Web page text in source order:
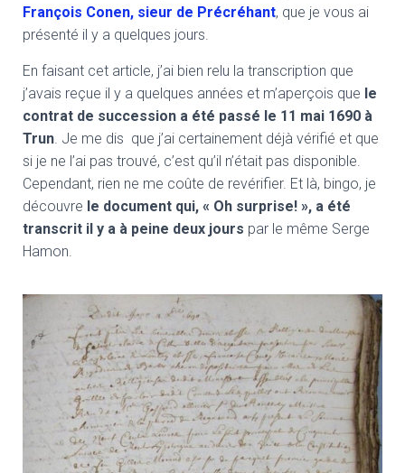
François Conen, sieur de Précréhant, que je vous ai
présenté il y a quelques jours.
En faisant cet article, j’ai bien relu la transcription que
j’avais reçue il y a quelques années et m’aperçois que le
contrat de succession a été passé le 11 mai 1690 à
Trun. Je me dis que j’ai certainement déjà vérifié et que
si je ne l’ai pas trouvé, c’est qu’il n’était pas disponible.
Cependant, rien ne me coûte de revérifier. Et là, bingo, je
découvre le document qui, « Oh surprise! », a été
transcrit il y a à peine deux jours par le même Serge
Hamon.